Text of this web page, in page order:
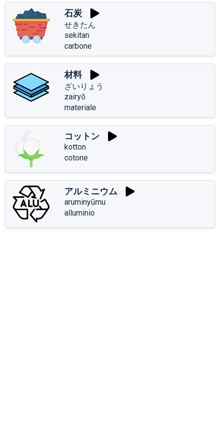
石炭
せきたん
sekitan
carbone
材料
ざいりょう
zairyō
materiale
コットン
kotton
cotone
アルミニウム
aruminyūmu
alluminio